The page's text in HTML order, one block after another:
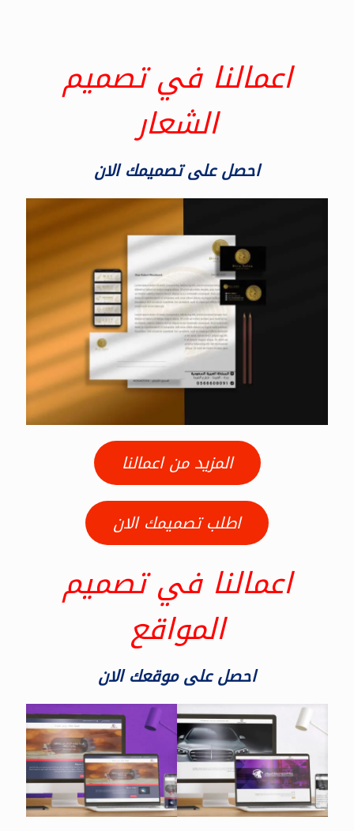
اعمالنا في تصميم
الشعار
احصل على تصميمك الان
المزيد من اعمالنا
اطلب تصميمك الان
اعمالنا في تصميم
المواقع
احصل على موقعك الان